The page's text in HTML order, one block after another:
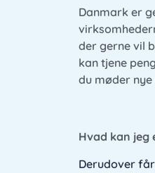
Danmark er
der gerne vil
kan tjene
du møder
Hvad kan
Derudover